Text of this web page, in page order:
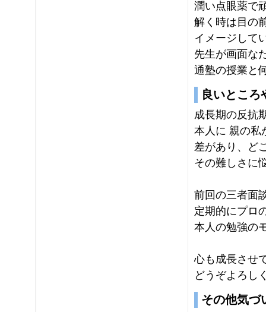
潤い点眼薬で
解く時は目の
イメージして
先生が画面な
通塾の授業と
良いところ
成長期の反抗
本人に 親の私
差があり、ど
その難しさに
前回の三者面
定期的にプロ
本人の勉強の
心も成長させ
どうぞよろし
その他気づ